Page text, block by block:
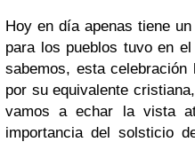
Hoy en día apenas tiene
para los pueblos tuvo en
sabemos, esta celebración
por su equivalente
vamos a echar la vista
importancia del solsticio